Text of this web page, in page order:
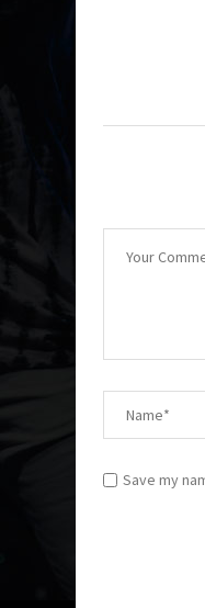
Save my